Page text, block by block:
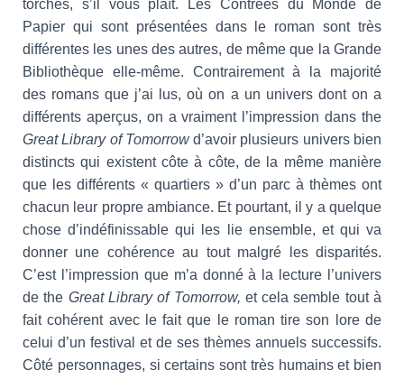
torches, s’il vous plaît. Les Contrées du Monde de
Papier qui sont présentées dans le roman sont très
différentes les unes des autres, de même que la Grande
Bibliothèque elle-même. Contrairement à la majorité
des romans que j’ai lus, où on a un univers dont on a
différents aperçus, on a vraiment l’impression dans the
Great Library of Tomorrowd’avoir plusieurs univers bien
distincts qui existent côte à côte, de la même manière
que les différents « quartiers » d’un parc à thèmes ont
chacun leur propre ambiance. Et pourtant, il y a quelque
chose d’indéfinissable qui les lie ensemble, et qui va
donner une cohérence au tout malgré les disparités.
C’est l’impression que m’a donné à la lecture l’univers
de the Great Library of Tomorrow, et cela semble tout à
fait cohérent avec le fait que le roman tire son lore de
celui d’un festival et de ses thèmes annuels successifs.
Côté personnages, si certains sont très humains et bien